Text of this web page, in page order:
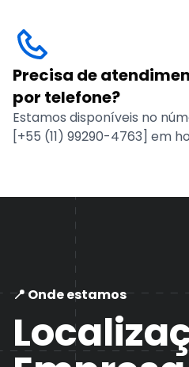
Precisa de
por telefone?
Estamos disponíveis no
[+55 (11) 99290-4763] em
📍 Onde estamos